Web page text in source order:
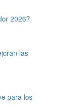
2026?
las
para los